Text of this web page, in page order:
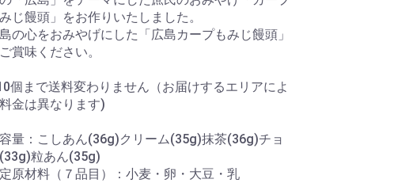
じ饅頭」をお作りいたしました。
の心をおみやげにした「広島カープもみじ饅頭」
賞味ください。
個まで送料変わりません（お届けするエリアによ
金は異なります)
量：こしあん(36g)クリーム(35g)抹茶(36g)チョ
粒あん(35g)
原材料（７品目）：小麦・卵・大豆・乳